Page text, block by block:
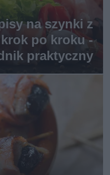
na szynki z
po kroku -
praktyczny